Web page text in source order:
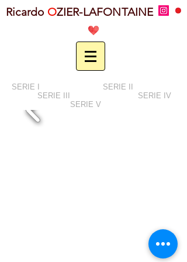
Ricardo OZIER-LAFONTAINE
SERIE I
SERIE II
SERIE III
SERIE IV
SERIE V